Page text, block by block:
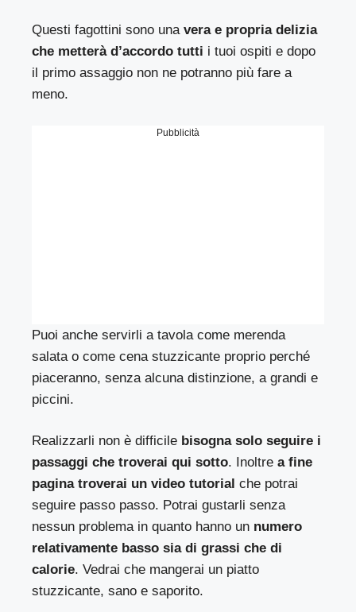
Questi fagottini sono unavera e propria delizia
che metterà d’accordo tutti i tuoi ospiti e dopo
il primo assaggio non ne potranno più fare a
meno.
Pubblicità
Puoi anche servirli a tavola come merenda
salata o come cena stuzzicante proprio perché
piaceranno, senza alcuna distinzione, a grandi e
piccini.
Realizzarli non è difficile bisogna solo seguire i
passaggi che troverai qui sotto. Inoltre a fine
pagina troverai un video tutorial che potrai
seguire passo passo. Potrai gustarli senza
nessun problema in quanto hanno un numero
relativamente basso sia di grassi che di
calorie. Vedrai che mangerai un piatto
stuzzicante, sano e saporito.